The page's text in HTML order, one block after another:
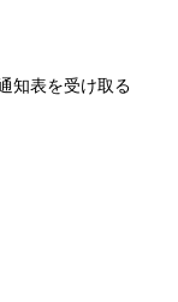
知表を受け取る